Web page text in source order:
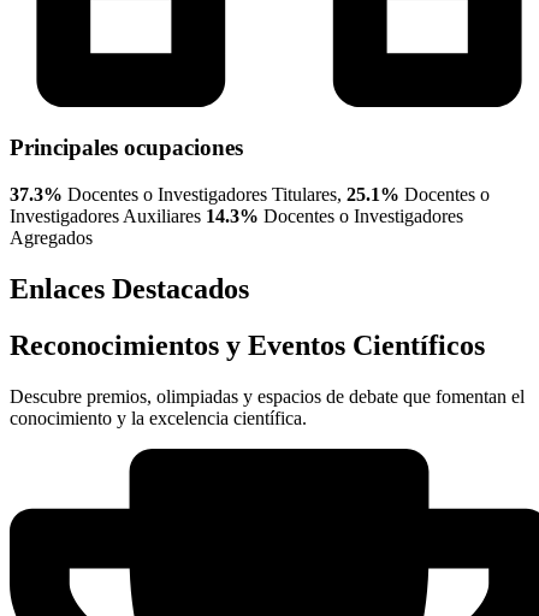
Principales ocupaciones
37.3% Docentes o Investigadores Titulares, 25.1% Docentes o
Investigadores Auxiliares 14.3% Docentes o Investigadores
Agregados
Enlaces Destacados
Reconocimientos y Eventos Científicos
Descubre premios, olimpiadas y espacios de debate que fomentan el
conocimiento y la excelencia científica.